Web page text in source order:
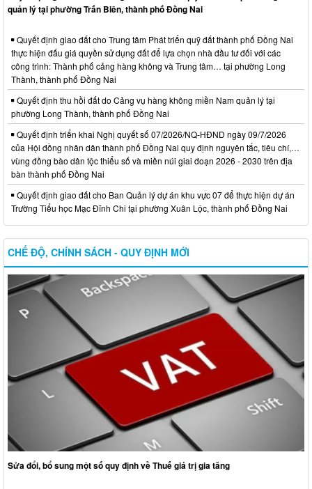
quản lý tại phường Trấn Biên, thành phố Đồng Nai
Quyết định giao đất cho Trung tâm Phát triển quỹ đất thành phố Đồng Nai
thực hiện đấu giá quyền sử dụng đất để lựa chọn nhà đầu tư đối với các
công trình: Thành phố cảng hàng không và Trung tâm… tại phường Long
Thành, thành phố Đồng Nai
Quyết định thu hồi đất do Cảng vụ hàng không miền Nam quản lý tại
phường Long Thành, thành phố Đồng Nai
Quyết định triển khai Nghị quyết số 07/2026/NQ-HĐND ngày 09/7/2026
của Hội đồng nhân dân thành phố Đồng Nai quy định nguyên tắc, tiêu chí,…
vùng đồng bào dân tộc thiểu số và miền núi giai đoạn 2026 - 2030 trên địa
bàn thành phố Đồng Nai
Quyết định giao đất cho Ban Quản lý dự án khu vực 07 để thực hiện dự án
Trường Tiểu học Mạc Đĩnh Chi tại phường Xuân Lộc, thành phố Đồng Nai
CHẾ ĐỘ, CHÍNH SÁCH - QUY ĐỊNH MỚI
Sửa đổi, bổ sung một số quy định về Thuế giá trị gia tăng